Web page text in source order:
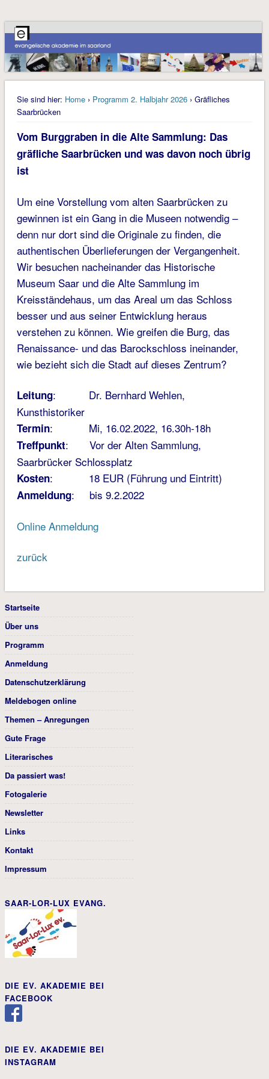
Sie sind hier: Home› Programm 2. Halbjahr 2026› Gräfliches
Saarbrücken
Vom Burggraben in die Alte Sammlung: Das
gräfliche Saarbrücken und was davon noch übrig
ist
Um eine Vorstellung vom alten Saarbrücken zu
gewinnen ist ein Gang in die Museen notwendig –
denn nur dort sind die Originale zu finden, die
authentischen Überlieferungen der Vergangenheit.
Wir besuchen nacheinander das Historische
Museum Saar und die Alte Sammlung im
Kreisständehaus, um das Areal um das Schloss
besser und aus seiner Entwicklung heraus
verstehen zu können. Wie greifen die Burg, das
Renaissance- und das Barockschloss ineinander,
wie bezieht sich die Stadt auf dieses Zentrum?
Leitung: Dr. Bernhard Wehlen,
Kunsthistoriker
Termin: Mi, 16.02.2022, 16.30h-18h
Treffpunkt: Vor der Alten Sammlung,
Saarbrücker Schlossplatz
Kosten: 18 EUR (Führung und Eintritt)
Anmeldung: bis 9.2.2022
Online Anmeldung
zurück
Startseite
Über uns
Programm
Anmeldung
Datenschutzerklärung
Meldebogen online
Themen – Anregungen
Gute Frage
Literarisches
Da passiert was!
Fotogalerie
Newsletter
Links
Kontakt
Impressum
SAAR-LOR-LUX EVANG.
DIE EV. AKADEMIE BEI
FACEBOOK
DIE EV. AKADEMIE BEI
INSTAGRAM